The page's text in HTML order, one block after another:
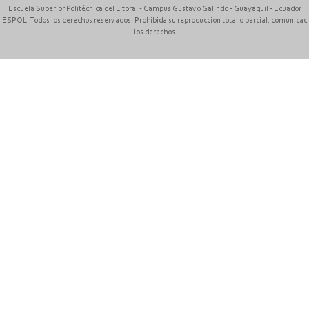
Escuela Superior Politécnica del Litoral - Campus Gustavo Galindo - Guayaquil - Ecuador
Todos los derechos reservados. Prohibida su reproducción total o parcial,
los derechos